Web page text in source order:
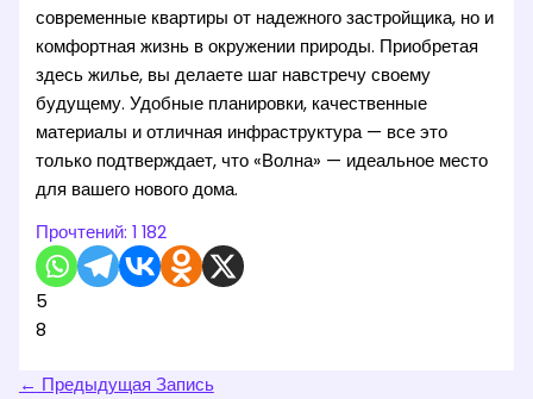
современные квартиры от надежного застройщика, но и
комфортная жизнь в окружении природы. Приобретая
здесь жилье, вы делаете шаг навстречу своему
будущему. Удобные планировки, качественные
материалы и отличная инфраструктура — все это
только подтверждает, что «Волна» — идеальное место
для вашего нового дома.
Прочтений: 1 182
5
8
← Предыдущая Запись